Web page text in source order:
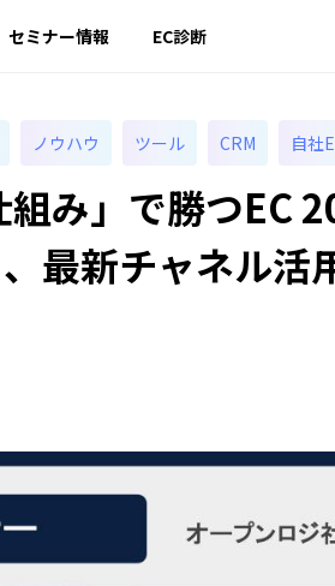
セミナー情報 EC診断
ノウハウ ツール CRM 自社
組み」で勝つEC
最新チャネル活